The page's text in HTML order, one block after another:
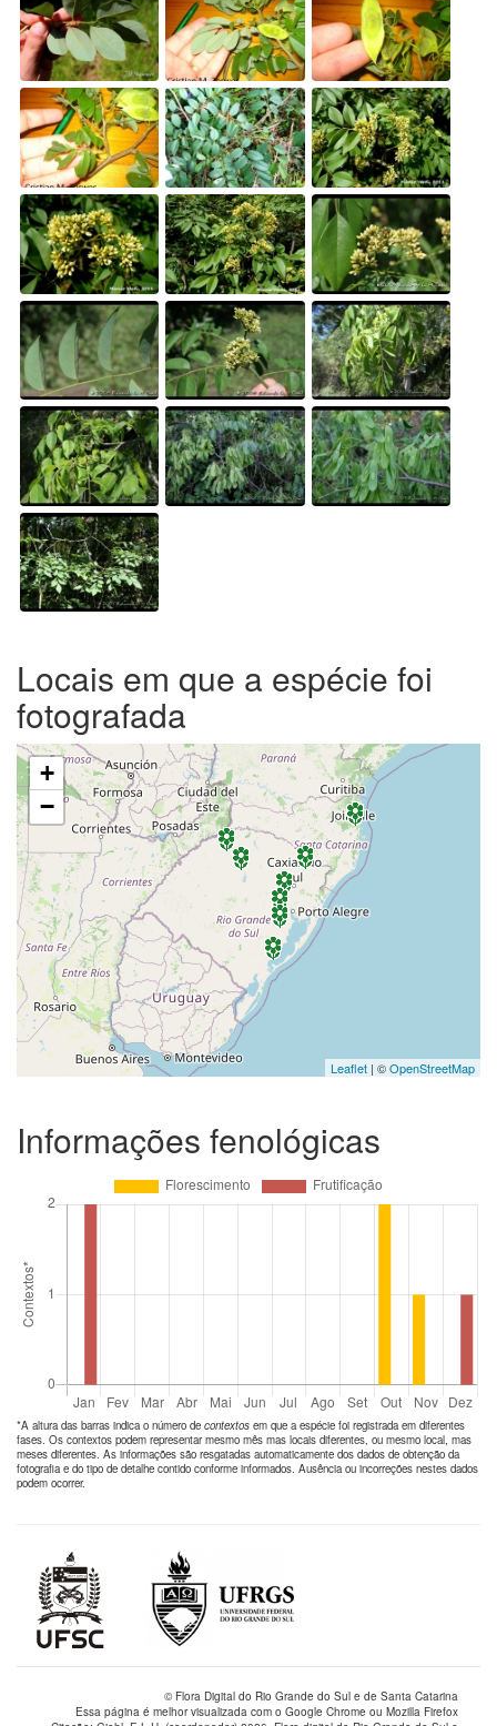
Locais em que a espécie foi
fotografada
+
−
Leaflet | ©OpenStreetMap
Informações fenológicas
*A altura das barras indica o número de contextos em que a espécie foi registrada em diferentes
fases. Os contextos podem representar mesmo mês mas locais diferentes, ou mesmo local, mas
meses diferentes. As informações são resgatadas automaticamente dos dados de obtenção da
fotografia e do tipo de detalhe contido conforme informados. Ausência ou incorreções nestes dados
podem ocorrer.
© Flora Digital do Rio Grande do Sul e de Santa Catarina
Essa página é melhor visualizada com o Google Chrome ou Mozilla Firefox